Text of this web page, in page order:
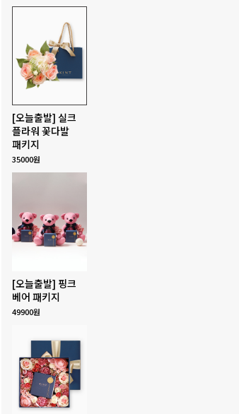
[오늘출발] 실크
플라워 꽃다발
패키지
35000원
[오늘출발] 핑크
베어 패키지
49900원